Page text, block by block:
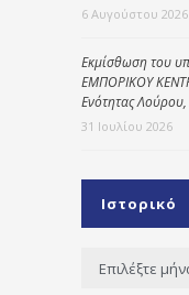
6 Αυγούστου 2026
Εκμίσθωση του
ΕΜΠΟΡΙΚΟΥ
Ενότητας
31 Ιουλίου 2026
Ιστορικό
Ιστορικό